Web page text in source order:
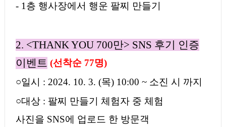
- 1 층 행사장에서 행운 팔찌 만들기
2. <THANK YOU 700만> SNS 후기 인증
이벤트 (선착순 77명)
○일시 : 2024. 10. 3. (목) 10:00 ~ 소진 시 까지
○대상 : 팔찌 만들기 체험자 중 체험
사진을 SNS에 업로드 한 방문객